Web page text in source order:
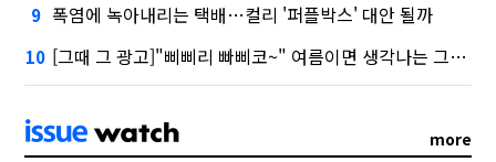
9 폭염에 녹아내리는 택배…컬리 '퍼플박스' 대안 될까
10 [그때 그 광고]"삐삐리 빠삐코~" 여름이면 생각나는 그 노래
more